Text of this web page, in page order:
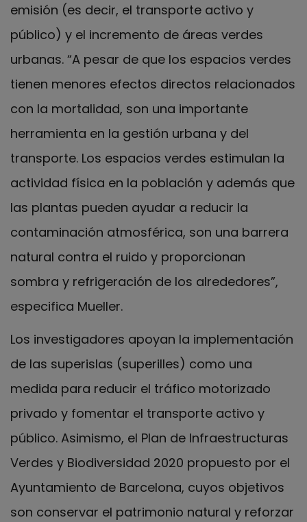
emisión (es decir, el transporte activo y
público) y el incremento de áreas verdes
urbanas. “A pesar de que los espacios verdes
tienen menores efectos directos relacionados
con la mortalidad, son una importante
herramienta en la gestión urbana y del
transporte. Los espacios verdes estimulan la
actividad física en la población y además que
las plantas pueden ayudar a reducir la
contaminación atmosférica, son una barrera
natural contra el ruido y proporcionan
sombra y refrigeración de los alrededores”,
especifica Mueller.
Los investigadores apoyan la implementación
de las superislas (superilles) como una
medida para reducir el tráfico motorizado
privado y fomentar el transporte activo y
público. Asimismo, el Plan de Infraestructuras
Verdes y Biodiversidad 2020 propuesto por el
Ayuntamiento de Barcelona, cuyos objetivos
son conservar el patrimonio natural y reforzar